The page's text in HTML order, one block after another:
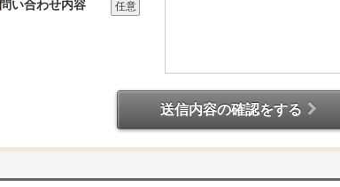
問い合わせ内容 任意
送信内容の確認をする